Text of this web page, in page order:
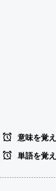
意味を覚
単語を覚